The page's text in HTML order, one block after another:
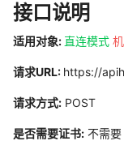
接口说明
适用对象: 直连模式
请求URL: https://
请求方式: POST
是否需要证书: 不需要